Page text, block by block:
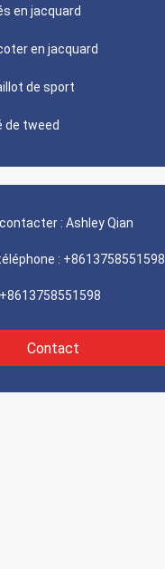
en jacquard
en jacquard
de sport
de tweed
: Ashley Qian
: +8613758551598
+8613758551598
Contact